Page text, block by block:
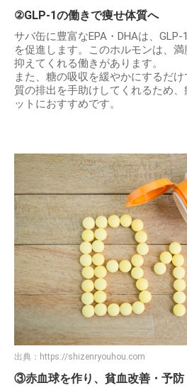
②GLP-1の働きで痩せ体質へ
サバ缶に豊富なEPA・DHAは、
を促進します。このホルモンは、
抑えてくれる働きがあります。
また、糖の吸収を緩やかにするだ
質の排出を手助けしてくれるため
ットにおすすめです。
出典： https://shizenryouhou.com
③赤血球を作り、貧血改善・予防